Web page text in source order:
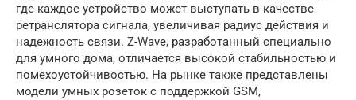
где каждое устройство может выступать в качестве
ретранслятора сигнала, увеличивая радиус действия и
надежность связи. Z-Wave, разработанный специально
для умного дома, отличается высокой стабильностью и
помехоустойчивостью. На рынке также представлены
модели умных розеток с поддержкой GSM,